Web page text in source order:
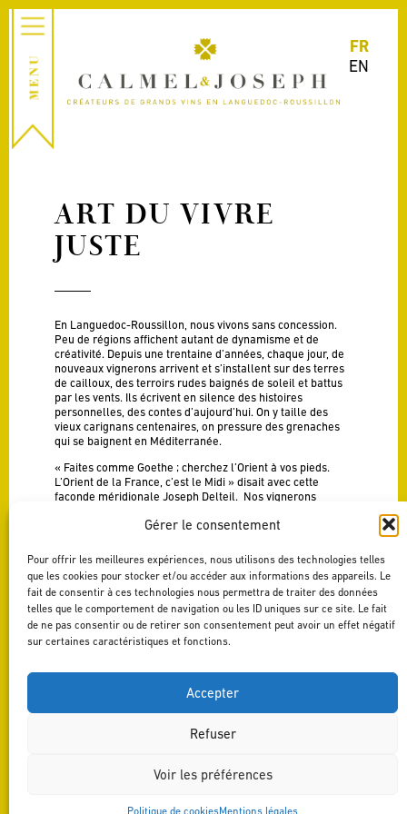
Gérer le consentement
Pour offrir les meilleures expériences, nous utilisons des technologies telles
que les cookies pour stocker et/ou accéder aux informations des appareils. Le
fait de consentir à ces technologies nous permettra de traiter des données
telles que le comportement de navigation ou les ID uniques sur ce site. Le fait
de ne pas consentir ou de retirer son consentement peut avoir un effet négatif
sur certaines caractéristiques et fonctions.
Accepter
Refuser
Voir les préférences
Politique de cookiesMentions légales
FR
EN
ART DU VIVRE
JUSTE
En Languedoc-Roussillon, nous vivons sans concession.
Peu de régions affichent autant de dynamisme et de
créativité. Depuis une trentaine d’années, chaque jour, de
nouveaux vignerons arrivent et s’installent sur des terres
de cailloux, des terroirs rudes baignés de soleil et battus
par les vents. Ils écrivent en silence des histoires
personnelles, des contes d’aujourd’hui. On y taille des
vieux carignans centenaires, on pressure des grenaches
qui se baignent en Méditerranée.
« Faites comme Goethe ; cherchez l’Orient à vos pieds.
L’Orient de la France, c’est le Midi » disait avec cette
faconde méridionale Joseph Delteil. Nos vignerons
naturelle, cette cuisine brute comme il existe un art brut. «
l’écoute des sens, poète et vigneron bâtissent ensemble
un hymne à l’instinct, aux secrets, à la mémoire pour
redevenir le premier homme afin que jaillisse la saveur
des choses de la terre.
Découvrir les créations Calmel & Joseph